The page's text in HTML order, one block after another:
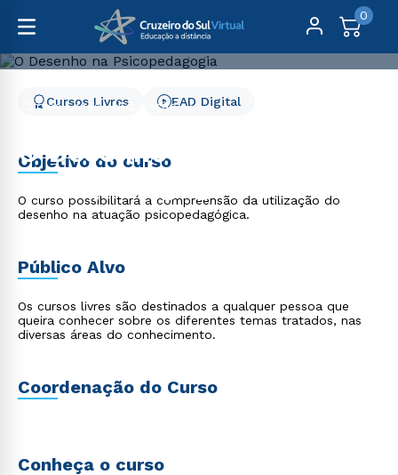
0
Cursos Livres
Educação
O Desenho na
Psicopedagogia
Cursos Livres EAD Digital
Objetivo do curso
O curso possibilitará a compreensão da utilização do
desenho na atuação psicopedagógica.
Público Alvo
Os cursos livres são destinados a qualquer pessoa que
queira conhecer sobre os diferentes temas tratados, nas
diversas áreas do conhecimento.
Coordenação do Curso
Conheça o curso